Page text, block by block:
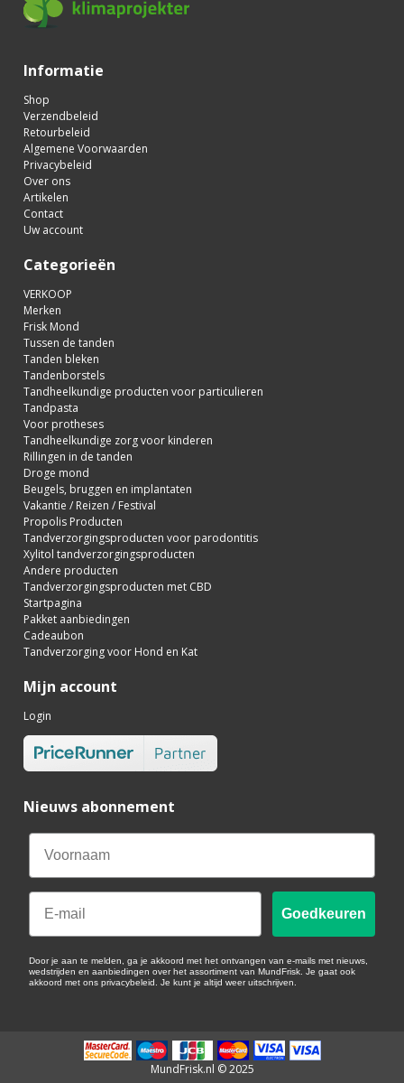
Informatie
Shop
Verzendbeleid
Retourbeleid
Algemene Voorwaarden
Privacybeleid
Over ons
Artikelen
Contact
Uw account
Categorieën
VERKOOP
Merken
Frisk Mond
Tussen de tanden
Tanden bleken
Tandenborstels
Tandheelkundige producten voor particulieren
Tandpasta
Voor protheses
Tandheelkundige zorg voor kinderen
Rillingen in de tanden
Droge mond
Beugels, bruggen en implantaten
Vakantie / Reizen / Festival
Propolis Producten
Tandverzorgingsproducten voor parodontitis
Xylitol tandverzorgingsproducten
Andere producten
Tandverzorgingsproducten met CBD
Startpagina
Pakket aanbiedingen
Cadeaubon
Tandverzorging voor Hond en Kat
Mijn account
Login
Nieuws abonnement
Email
Goedkeuren
Door je aan te melden, ga je akkoord met het ontvangen van e-mails met nieuws,
wedstrijden en aanbiedingen over het assortiment van MundFrisk. Je gaat ook
akkoord met ons privacybeleid. Je kunt je altijd weer uitschrijven.
MundFrisk.nl © 2025